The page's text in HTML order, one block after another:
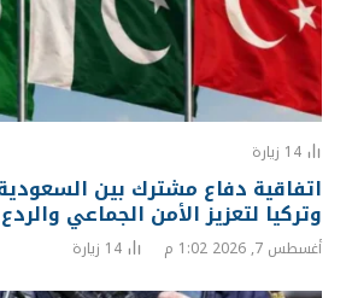
14 زيارة
اتفاقية دفاع مشترك بين
وتركيا لتعزيز الأمن الجماعي
أغسطس 7, 2026 1:02 م 14 زيارة